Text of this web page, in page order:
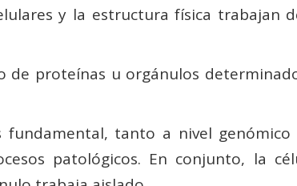
y la estructura física trabajan
de proteínas u orgánulos
tanto a nivel
patológicos. En conjunto, la